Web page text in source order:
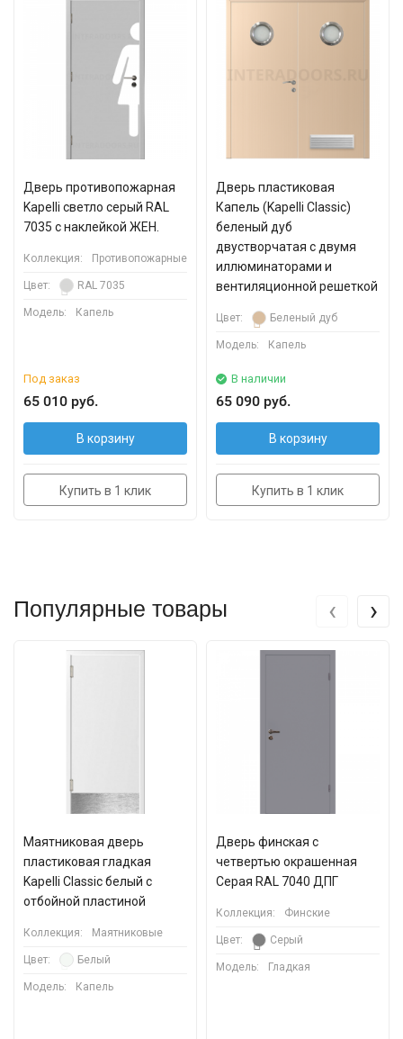
Дверь противопожарная
Kapelli светло серый RAL
7035 с наклейкой ЖЕН.
Коллекция: Противопожарные
Цвет: RAL 7035
Модель: Капель
Под заказ
65 010 руб.
В корзину
Купить в 1 клик
Дверь пластиковая
Капель (Kapelli Classic)
беленый дуб
двустворчатая с двумя
иллюминаторами и
вентиляционной решеткой
Цвет: Беленый дуб
Модель: Капель
В наличии
65 090 руб.
В корзину
Купить в 1 клик
Популярные товары
Маятниковая дверь
пластиковая гладкая
Kapelli Classic белый с
отбойной пластиной
Коллекция: Маятниковые
Цвет: Белый
Модель: Капель
Дверь финская с
четвертью окрашенная
Серая RAL 7040 ДПГ
Коллекция: Финские
Цвет: Серый
Модель: Гладкая
‹ ›